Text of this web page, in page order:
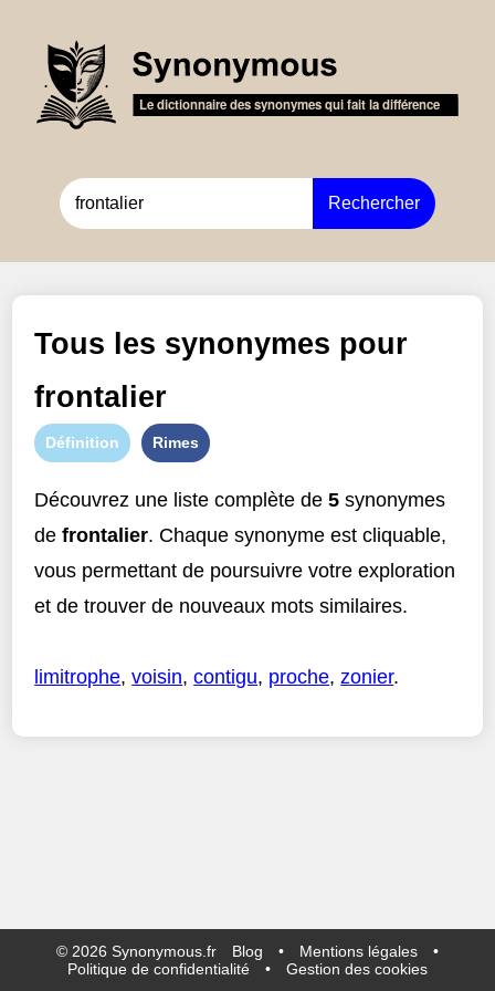
Rechercher
Tous les synonymes pour
frontalier
Définition Rimes
Découvrez une liste complète de5 synonymes
defrontalier. Chaque synonyme est cliquable,
vous permettant de poursuivre votre exploration
et de trouver de nouveaux mots similaires.
limitrophe,voisin,contigu, proche,zonier.
© 2026 Synonymous.fr Blog • Mentions légales
•
Politique de confidentialité
• Gestion des cookies